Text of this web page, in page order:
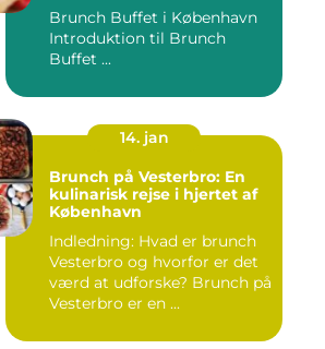
backpackere
Brunch Buffet i København
Introduktion til Brunch
Buffet ...
14. jan
Brunch på Vesterbro: En
kulinarisk rejse i hjertet af
København
Indledning: Hvad er brunch
Vesterbro og hvorfor er det
værd at udforske? Brunch på
Vesterbro er en ...